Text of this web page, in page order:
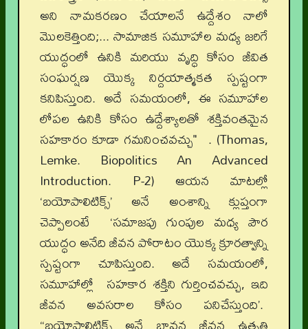
అని నామకరణం చేయాలనే ఉద్దేశం నాలో
మొలకెత్తింది;... సామాజిక సమూహాల మధ్య జరిగే
యుద్ధంలో ఉనికి మరియు వృద్ధి కోసం జీవిత
సంఘర్షణ యొక్క నిర్దయాత్మకత స్పష్టంగా
కనిపిస్తుంది. అదే సమయంలో, ఈ సమూహాల
లోపల ఉనికి కోసం ఉద్దేశ్యాలతో శక్తివంతమైన
సహకారం కూడా గమనించవచ్చు" . (Thomas,
Lemke. Biopolitics An Advanced
Introduction. P-2) ఆయన మాటల్లో
‘బయోపాలిటిక్స్’ అనే అంశాన్ని క్లుప్తంగా
చెప్పాలంటే ‘సమాజపు గుంపుల మధ్య పౌర
యుద్ధం అనేది జీవన పోరాటం యొక్క క్రూరత్వాన్ని
స్పష్టంగా చూపిస్తుంది. అదే సమయంలో,
సమూహాల్లో సహకార శక్తిని గుర్తించవచ్చు, ఇది
జీవన అవసరాల కోసం పనిచేస్తుంది’.